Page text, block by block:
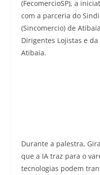
(FecomercioSP), a
com a parceria do
(Sincomercio) de
Dirigentes Lojistas e
Atibaia.
Durante a palestra,
que a IA traz para o
tecnologias podem